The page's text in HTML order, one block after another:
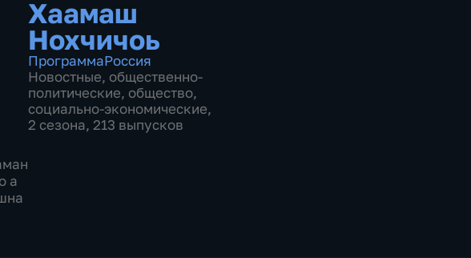
а
Хаамаш
Нохчичоь
ПрограммаРоссия
Новостные, общественно-
политические, общество,
социально-экономические,
2 сезона, 213 выпусков